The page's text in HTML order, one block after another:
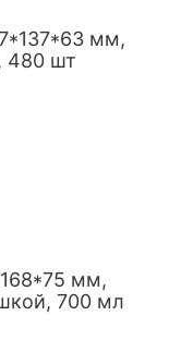
мм,
480 шт
в избранное
168*75 мм,
700 мл
в избранное